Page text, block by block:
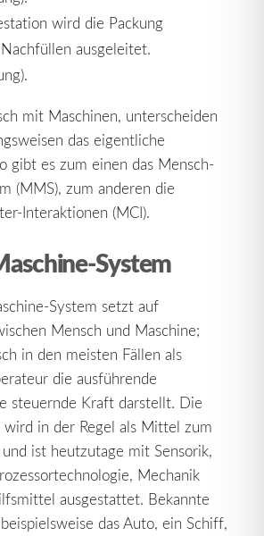
wird die Packung
ausgeleitet.
mit Maschinen, unterscheiden
das eigentliche
gibt es zum einen das Mensch-
(MMS), zum anderen die
Interaktionen (MCI).
System
System setzt auf
Mensch und Maschine;
in den meisten Fällen als
die ausführende
steuernde Kraft darstellt. Die
wird in der Regel als Mittel zum
ist heutzutage mit Sensorik,
Mechanik
ausgestattet. Bekannte
das Auto, ein Schiff,